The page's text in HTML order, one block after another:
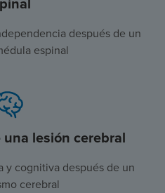
después de un
espinal
lesión cerebral
y cognitiva después de un
cerebral